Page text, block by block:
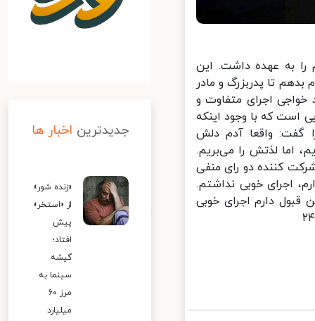
به عهده داشت. این
تا پدربزرگ و مادر
خواجی اجرای متفاوت و
است که با وجود اینکه
گفت: واقعا آدم دلش
اما لذتش را می‌بریم.
کننده دو رای منفی
اجرای خوبی نداشتم.
دارم اجرای خوبی
جدیدترین اخبار ها
«زنده شور»
از «استخر»
پیش
افتاد؛
گیشه
سینما به
مرز ۶۰
میلیارد